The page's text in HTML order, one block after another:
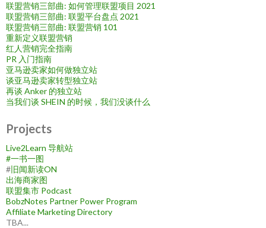
联盟营销三部曲: 如何管理联盟项目 2021
联盟营销三部曲: 联盟平台盘点 2021
联盟营销三部曲: 联盟营销 101
重新定义联盟营销
红人营销完全指南
PR 入门指南
亚马逊卖家如何做独立站
谈亚马逊卖家转型独立站
再谈 Anker 的独立站
当我们谈 SHEIN 的时候，我们没谈什么
Projects
Live2Learn 导航站
#一书一图
#旧闻新读ON
出海商家图
联盟集市 Podcast
BobzNotes Partner Power Program
Affiliate Marketing Directory
TBA...